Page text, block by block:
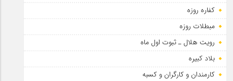
کفاره روزه
مبطلات روزه
رویت هلال ـ ثبوت اول ماه
بلاد کبیره
کارمندان و کارگران و کسبه